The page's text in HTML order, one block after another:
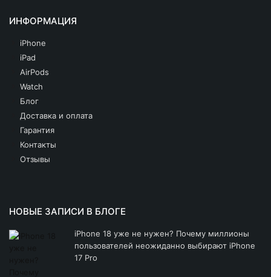
ИНФОРМАЦИЯ
iPhone
iPad
AirPods
Watch
Блог
Доставка и оплата
Гарантия
Контакты
Отзывы
НОВЫЕ ЗАПИСИ В БЛОГЕ
iPhone 18 уже не нужен? Почему миллионы
пользователей неожиданно выбирают iPhone
17 Pro